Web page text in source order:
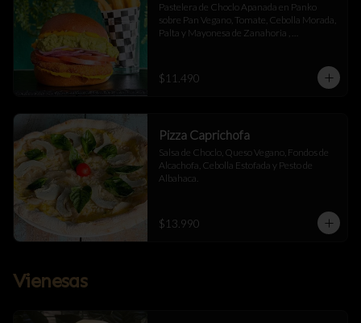
Pastelera de Choclo Apanada en Panko
sobre Pan Vegano, Tomate, Cebolla Morada,
Palta y Mayonesa de Zanahoria ,
$11.490
Pizza Caprichofa
Salsa de Choclo, Queso Vegano, Fondos de
Alcachofa, Cebolla Estofada y Pesto de
Albahaca.
$13.990
Vienesas